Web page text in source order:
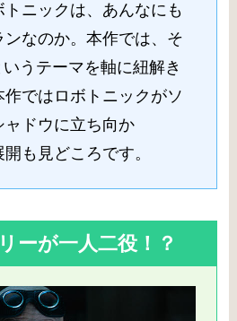
ニックは、あんなにも
なのか。本作では、そ
いうテーマを軸に紐解き
作ではロボトニックがソ
ドウに立ち向か
も見どころです。
ーが一人二役！？